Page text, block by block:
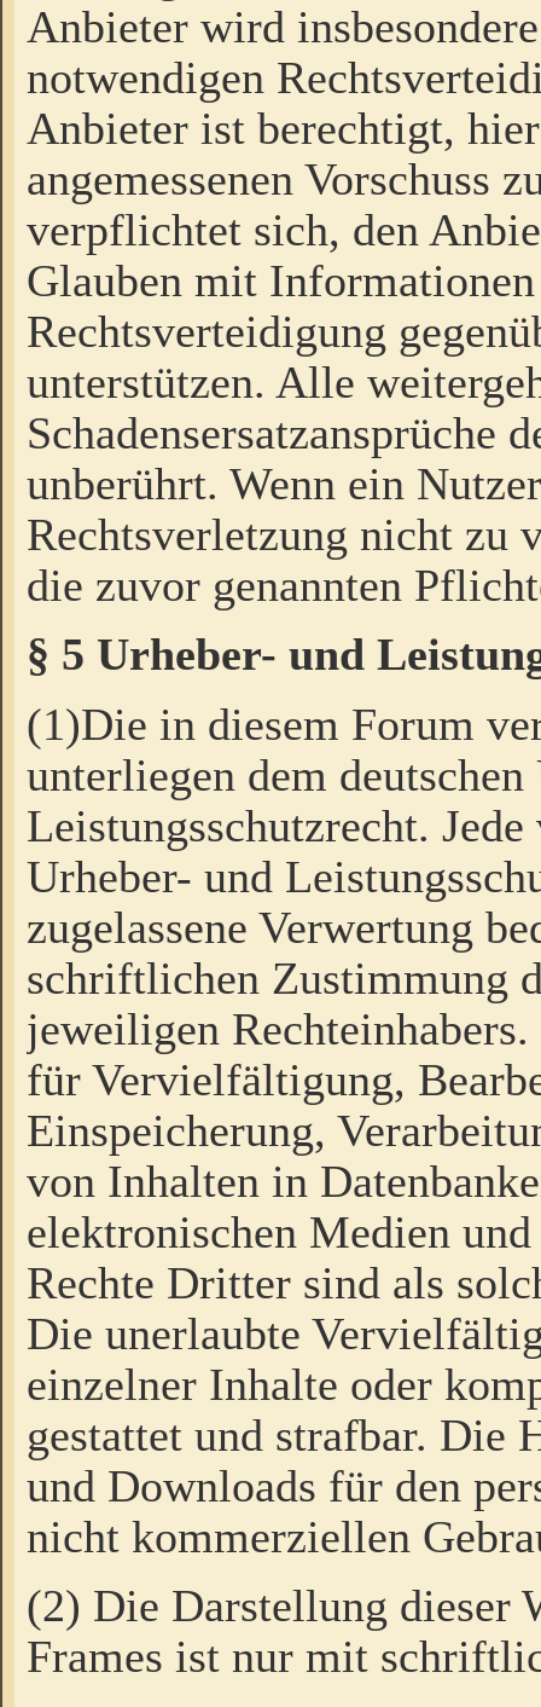
Anbieter wird
notwendigen
Anbieter ist berechtigt,
angemessenen Vorschuss
verpflichtet sich, den
Glauben mit
Rechtsverteidigung
unterstützen. Alle
Schadensersatzansprüche
unberührt. Wenn ein
Rechtsverletzung nicht zu
die zuvor genannten
§ 5 Urheber- und
(1)Die in diesem Forum
unterliegen dem
Leistungsschutzrecht.
Urheber- und
zugelassene Verwertung
schriftlichen Zustimmung
jeweiligen
für Vervielfältigung,
Einspeicherung,
von Inhalten in
elektronischen Medien
Rechte Dritter sind als
Die unerlaubte
einzelner Inhalte oder
gestattet und strafbar. Die
und Downloads für den
nicht kommerziellen
(2) Die Darstellung dieser
Frames ist nur mit